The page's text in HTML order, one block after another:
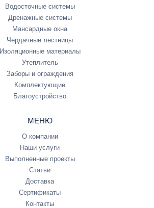
Водосточные системы
Дренажные системы
Мансардные окна
Чердачные лестницы
Изоляционные материалы
Утеплитель
Заборы и ограждения
Комплектующие
Благоустройство
МЕНЮ
О компании
Наши услуги
Выполненные проекты
Статьи
Доставка
Сертификаты
Контакты